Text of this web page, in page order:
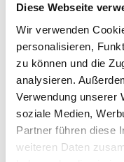
Diese Webseite
Wir verwenden
personalisieren,
zu können und die
analysieren.
Verwendung unserer
soziale Medien,
Partner führen diese
weiteren Daten
NEU: